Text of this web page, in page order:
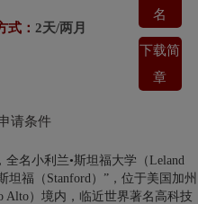
式： 2天/两月
名
下载简
章
请条件
名小利兰•斯坦福大学（Leland
坦福（Stanford）”，位于美国加州
Alto）境内，临近世界著名高科技